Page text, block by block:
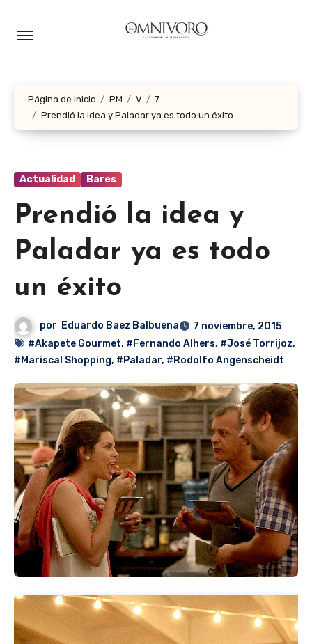
Página de inicio PM V
7
Prendió la idea y Paladar ya es todo un éxito
Actualidad Bares
Prendió la idea y
Paladar ya es todo
un éxito
por Eduardo Baez Balbuena
7 noviembre, 2015
#Akapete Gourmet, #Fernando Alhers, #José Torrijoz,
#Mariscal Shopping, #Paladar, #Rodolfo Angenscheidt